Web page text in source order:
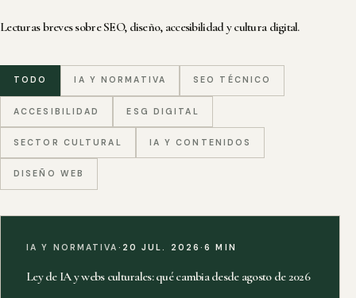
Lecturas breves sobre SEO, diseño, accesibilidad y cultura digital.
TODO IA Y NORMATIVA SEO TÉCNICO
ACCESIBILIDAD ESG DIGITAL
SECTOR CULTURAL IA Y CONTENIDOS
DISEÑO WEB
IA Y NORMATIVA · 20 JUL. 2026·6 MIN
Ley de IA y webs culturales: qué cambia desde agosto de 2026